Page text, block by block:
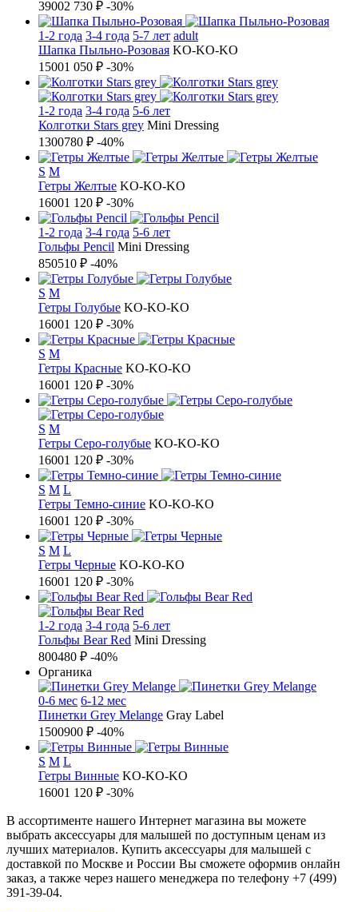
39002 730 ₽ -30%
1-2 года 3-4 года 5-7 лет adult
Шапка Пыльно-Розовая KO-KO-KO
15001 050 ₽ -30%
1-2 года 3-4 года 5-6 лет
Колготки Stars grey Mini Dressing
1300780 ₽ -40%
S M
Гетры Желтые KO-KO-KO
16001 120 ₽ -30%
1-2 года 3-4 года 5-6 лет
Гольфы Pencil Mini Dressing
850510 ₽ -40%
S M
Гетры Голубые KO-KO-KO
16001 120 ₽ -30%
S M
Гетры Красные KO-KO-KO
16001 120 ₽ -30%
S M
Гетры Серо-голубые KO-KO-KO
16001 120 ₽ -30%
S M L
Гетры Темно-синие KO-KO-KO
16001 120 ₽ -30%
S M L
Гетры Черные KO-KO-KO
16001 120 ₽ -30%
1-2 года 3-4 года 5-6 лет
Гольфы Bear Red Mini Dressing
800480 ₽ -40%
Органика
0-6 мес 6-12 мес
Пинетки Grey Melange Gray Label
1500900 ₽ -40%
S M L
Гетры Винные KO-KO-KO
16001 120 ₽ -30%
В ассортименте нашего Интернет магазина вы можете
выбрать аксессуары для малышей по доступным ценам из
лучших материалов. Купить аксессуары для малышей с
доставкой по Москве и России Вы сможете оформив онлайн
заказ, а также через нашего менеджера по телефону +7 (499)
391-39-04.